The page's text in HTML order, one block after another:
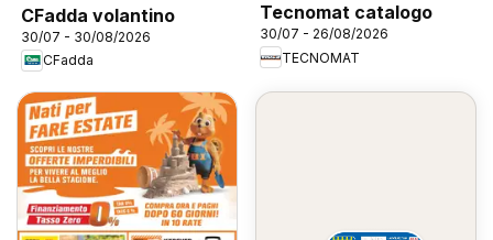
CFadda volantino
30/07 - 30/08/2026
CFadda
Tecnomat catalogo
30/07 - 26/08/2026
TECNOMAT